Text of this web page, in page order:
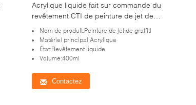
Acrylique liquide fait sur commande du
revêtement CTI de peinture de jet de
graffiti de couleur
Nom de produit:Peinture de jet de graffiti
Matériel principal:Acrylique
État:Revêtement liquide
Volume:400ml
Contactez